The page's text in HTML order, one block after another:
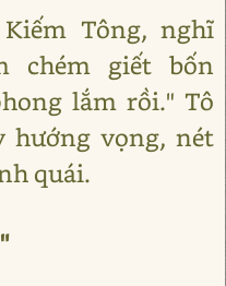
Tông, nghĩ
chém giết bốn
lắm rồi." Tô
hướng vọng, nét
quái.